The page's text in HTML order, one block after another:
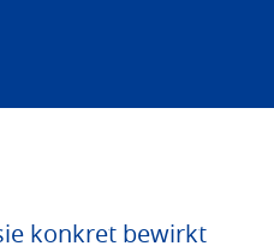
konkret bewirkt